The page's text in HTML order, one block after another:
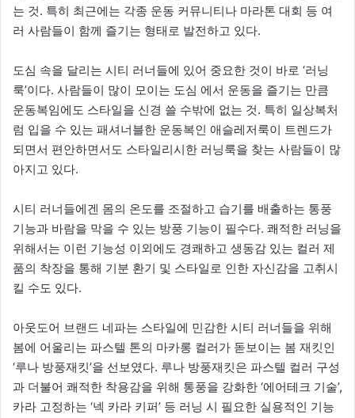
는 것. 특히 최근에는 각종 운동 커뮤니티나 마라톤 대회 등 여
러 사람들이 함께 즐기는 형태로 발전하고 있다.
도심 속을 달리는 시티 러너들에 있어 중요한 것이 바로 ‘러닝
룩’이다. 사람들이 많이 모이는 도심 에서 운동을 즐기는 만큼
운동복임에도 스타일을 신경 쓸 수밖에 없는 것. 특히 일상복처
럼 입을 수 있는 패셔너블한 운동복인 애슬레저룩이 트렌드가
되면서 편안하면서도 스타일리시한 러닝룩을 찾는 사람들이 많
아지고 있다.
시티 러너들에겐 몸의 온도를 조절하고 습기를 배출하는 통풍
기능과 바람을 막을 수 있는 방풍 기능이 필수다. 쾌적한 러닝을
위해서는 이런 기능성 이외에도 경쾌하고 생동감 있는 컬러 제
품의 착장을 통해 기분 환기 및 스타일로 인한 자신감을 고취시
킬 수도 있다.
아웃도어 브랜드 네파는 스타일에 민감한 시티 러너들을 위해
봄에 어울리는 파스텔 톤의 마카롱 컬러가 돋보이는 봄 재킷인
‘루나 방풍재킷’을 선보였다. 루나 방풍재킷은 파스텔 컬러 구성
과 더불어 쾌적한 착용감을 위해 통풍을 강화한 ‘에어테크 기술’,
카라 고정하는 ‘넥 카라 키퍼’ 등 러닝 시 필요한 실용적인 기능